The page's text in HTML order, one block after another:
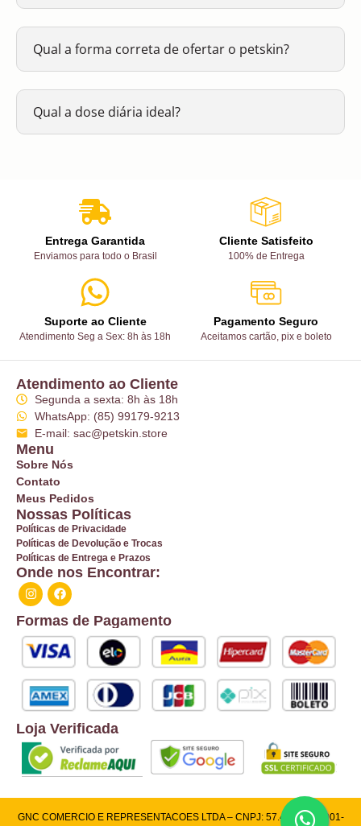
Qual a forma correta de ofertar o petskin?
Qual a dose diária ideal?
Entrega Garantida
Enviamos para todo o Brasil
Cliente Satisfeito
100% de Entrega
Suporte ao Cliente
Atendimento Seg a Sex: 8h às 18h
Pagamento Seguro
Aceitamos cartão, pix e boleto
Atendimento ao Cliente
Segunda a sexta: 8h às 18h
WhatsApp: (85) 99179-9213
E-mail: sac@petskin.store
Menu
Sobre Nós
Contato
Meus Pedidos
Nossas Políticas
Políticas de Privacidade
Políticas de Devolução e Trocas
Políticas de Entrega e Prazos
Onde nos Encontrar:
Formas de Pagamento
Loja Verificada
GNC COMERCIO E REPRESENTACOES LTDA – CNPJ: 57.409.026/0001-